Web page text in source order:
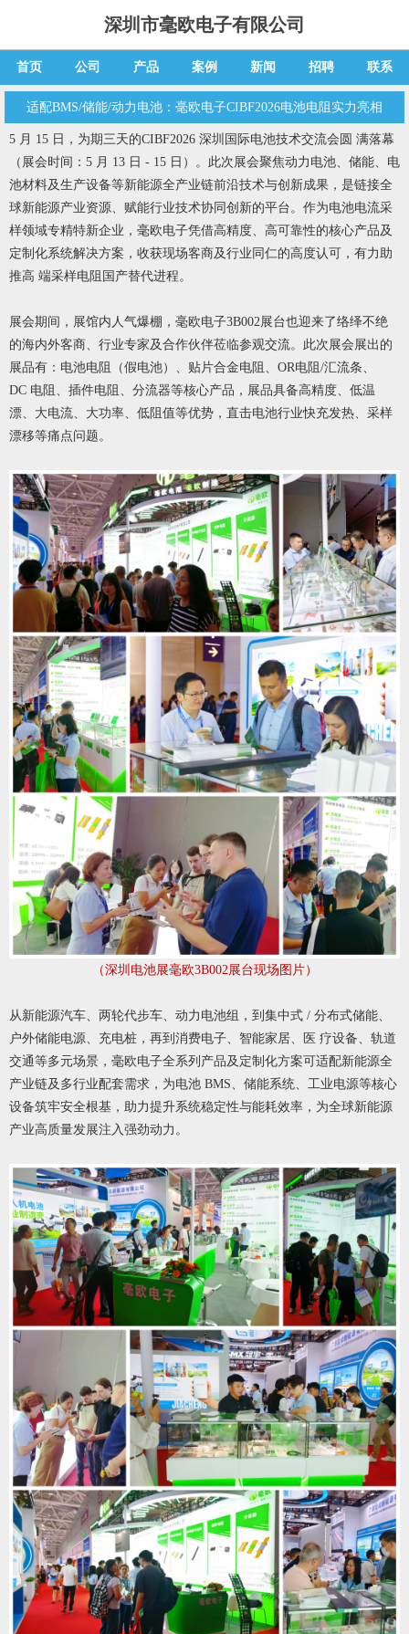
深圳市毫欧电子有限公司
首页 公司 产品 案例 新闻 招聘 联系
适配BMS/储能/动力电池：毫欧电子CIBF2026电池电阻实力亮相
5 月 15 日，为期三天的CIBF2026 深圳国际电池技术交流会圆 满落幕
（展会时间：5 月 13 日 - 15 日）。此次展会聚焦动力电池、储能、电
池材料及生产设备等新能源全产业链前沿技术与创新成果，是链接全
球新能源产业资源、赋能行业技术协同创新的平台。作为电池电流采
样领域专精特新企业，毫欧电子凭借高精度、高可靠性的核心产品及
定制化系统解决方案，收获现场客商及行业同仁的高度认可，有力助
推高 端采样电阻国产替代进程。
展会期间，展馆内人气爆棚，毫欧电子3B002展台也迎来了络绎不绝
的海内外客商、行业专家及合作伙伴莅临参观交流。此次展会展出的
展品有：电池电阻（假电池）、贴片合金电阻、OR电阻/汇流条、
DC 电阻、插件电阻、分流器等核心产品，展品具备高精度、低温
漂、大电流、大功率、低阻值等优势，直击电池行业快充发热、采样
漂移等痛点问题。
（深圳电池展毫欧3B002展台现场图片）
从新能源汽车、两轮代步车、动力电池组，到集中式 / 分布式储能、
户外储能电源、充电桩，再到消费电子、智能家居、医 疗设备、轨道
交通等多元场景，毫欧电子全系列产品及定制化方案可适配新能源全
产业链及多行业配套需求，为电池 BMS、储能系统、工业电源等核心
设备筑牢安全根基，助力提升系统稳定性与能耗效率，为全球新能源
产业高质量发展注入强劲动力。